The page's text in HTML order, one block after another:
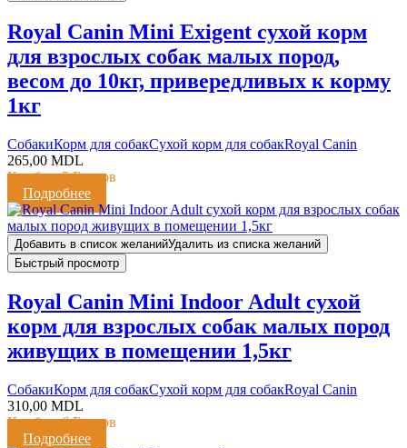
Royal Canin Mini Exigent сухой корм
для взрослых собак малых пород,
весом до 10кг, привередливых к корму
1кг
CобакиКорм для собакСухой корм для собакRoyal Canin
265,00 MDL
Кешбэк:5 Баллов
Подробнее
Добавить в список желанийУдалить из списка желаний
Быстрый просмотр
Royal Canin Mini Indoor Adult сухой
корм для взрослых собак малых пород
живущих в помещении 1,5кг
CобакиКорм для собакСухой корм для собакRoyal Canin
310,00 MDL
Кешбэк:6 Баллов
Подробнее